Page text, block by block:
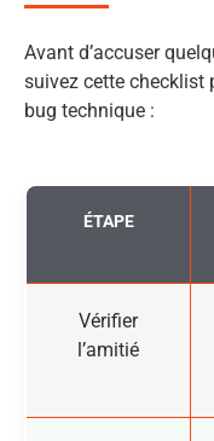
Avant d’accuser
suivez cette checklist
bug technique :
ÉTAPE
Vérifier
l’amitié